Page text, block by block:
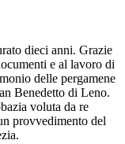
dieci anni. Grazie
e al lavoro di
delle pergamene
Benedetto di Leno.
voluta da re
provvedimento del